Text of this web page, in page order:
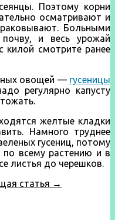
Поэтому корни
осматривают и
Больными
и весь урожай
килой смотрите ранее
овощей — гусеницы
регулярно капусту
желтые кладки
Намного труднее
гусениц, потому
всему растению и в
листья до черешков.
статья →